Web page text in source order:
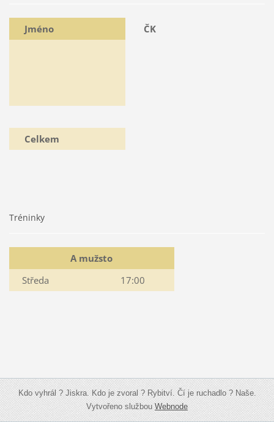
Jméno ČK
Celkem
Tréninky
A mužsto
Středa
17:00
Kdo vyhrál ? Jiskra. Kdo je zvoral ? Rybitví. Čí je ruchadlo ? Naše.
Vytvořeno službouWebnode